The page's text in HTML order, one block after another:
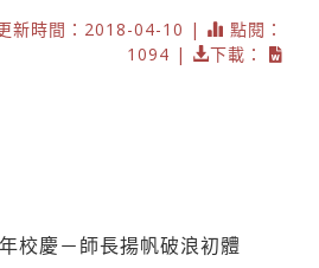
新時間：2018-04-10 |
點閱：
1094 |
下載：
校慶－師長揚帆破浪初體